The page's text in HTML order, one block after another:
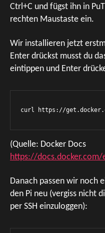
Ctrl+C und fügst ihn in
rechten Maustaste ein.
Wir installieren jetzt
Enter drückst musst du
eintippen und Enter
curl https://
(Quelle: Docker Docs
https://
Danach passen wir noch
den Pi neu (vergiss nicht
per SSH einzuloggen):